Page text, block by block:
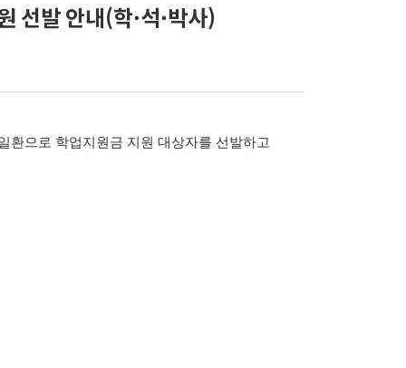
선발 안내(학·석·박사)
환으로 학업지원금 지원 대상자를 선발하고